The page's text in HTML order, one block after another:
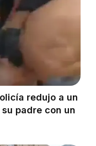
redujo a un
padre con un